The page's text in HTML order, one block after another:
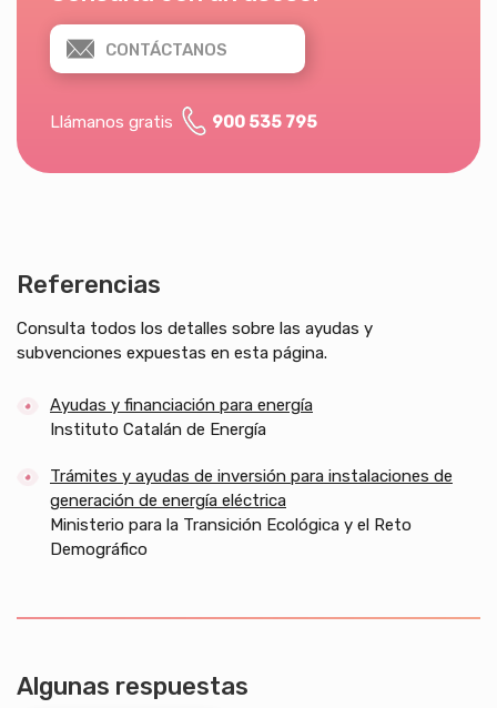
CONTÁCTANOS
Llámanos gratis 900 535 795
Referencias
Consulta todos los detalles sobre las ayudas y
subvenciones expuestas en esta página.
Ayudas y financiación para energía
Instituto Catalán de Energía
Trámites y ayudas de inversión para instalaciones de
generación de energía eléctrica
Ministerio para la Transición Ecológica y el Reto
Demográfico
Algunas respuestas